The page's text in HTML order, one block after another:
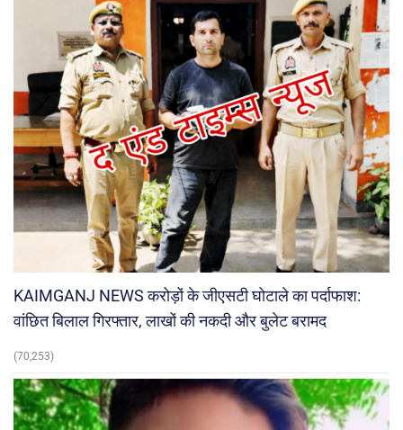
KAIMGANJ NEWS करोड़ों के जीएसटी घोटाले का पर्दाफाश:
वांछित बिलाल गिरफ्तार, लाखों की नकदी और बुलेट बरामद
(70,253)